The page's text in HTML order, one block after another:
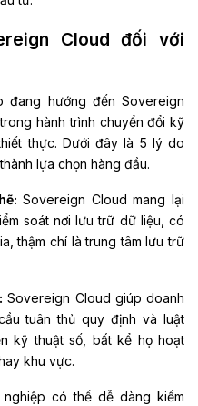
Cloud đối với
đang hướng đến Sovereign
hành trình chuyển đổi kỹ
thực. Dưới đây là 5 lý do
lựa chọn hàng đầu.
Sovereign Cloud mang lại
soát nơi lưu trữ dữ liệu, có
thậm chí là trung tâm lưu trữ
Sovereign Cloud giúp doanh
tuân thủ quy định và luật
kỹ thuật số, bất kể họ hoạt
khu vực.
nghiệp có thể dễ dàng kiểm